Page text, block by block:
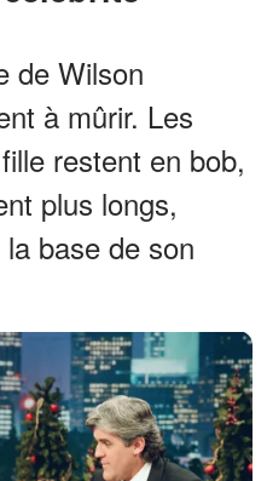
de Wilson
à mûrir. Les
restent en bob,
plus longs,
base de son